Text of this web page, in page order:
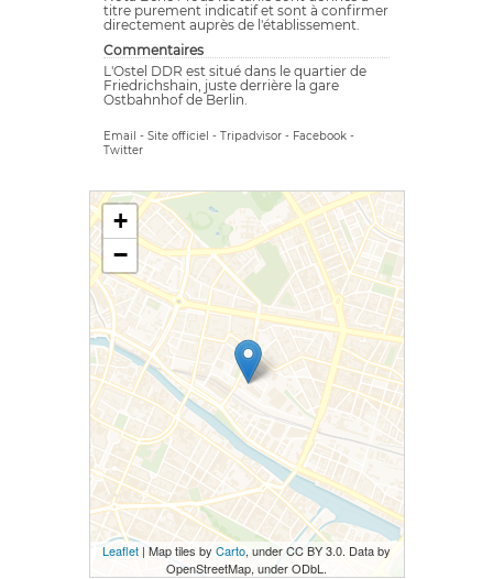
titre purement indicatif et sont à confirmer
directement auprès de l'établissement.
Commentaires
L'Ostel DDR est situé dans le quartier de
Friedrichshain, juste derrière la gare
Ostbahnhof de Berlin.
Email - Site officiel - Tripadvisor - Facebook -
Twitter
+
−
Leaflet | Map tiles byCarto, under CC BY 3.0. Data by
OpenStreetMap, under ODbL.